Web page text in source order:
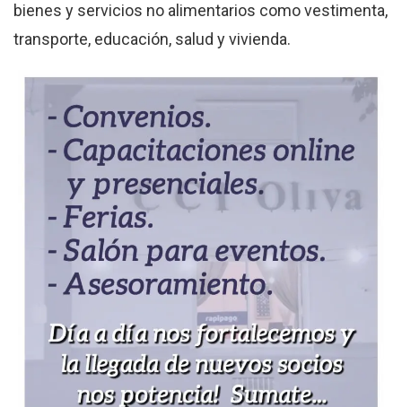
bienes y servicios no alimentarios como vestimenta,
transporte, educación, salud y vivienda.